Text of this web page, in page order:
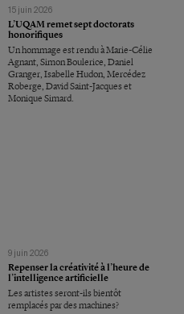
15 juin 2026
L’UQAM remet sept doctorats
honorifiques
Un hommage est rendu à Marie-Célie
Agnant, Simon Boulerice, Daniel
Granger, Isabelle Hudon, Mercédez
Roberge, David Saint-Jacques et
Monique Simard.
9 juin 2026
Repenser la créativité à l’heure de
l’intelligence artificielle
Les artistes seront-ils bientôt
remplacés par des machines?